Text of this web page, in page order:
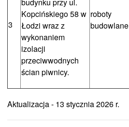
3
Kopcińskiego 58 w
Łodzi wraz z
wykonaniem
izolacji
przeciwwodnych
ścian piwnicy.
roboty
budowlane
Aktualizacja - 13 stycznia 2026 r.